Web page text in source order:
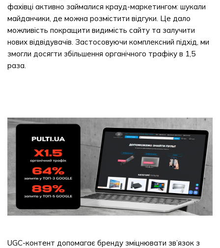
фахівці активно займалися крауд-маркетингом: шукали
майданчики, де можна розмістити відгуки. Це дало
можливість покращити видимість сайту та залучити
нових відвідувачів. Застосовуючи комплексний підхід, ми
змогли досягти збільшення органічного трафіку в 1,5
раза.
UGC-контент допомагає бренду зміцнювати зв’язок з